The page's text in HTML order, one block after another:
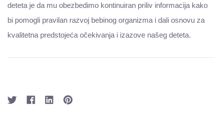
deteta je da mu obezbedimo kontinuiran priliv informacija kako
bi pomogli pravilan razvoj bebinog organizma i dali osnovu za
kvalitetna predstojeća očekivanja i izazove našeg deteta.